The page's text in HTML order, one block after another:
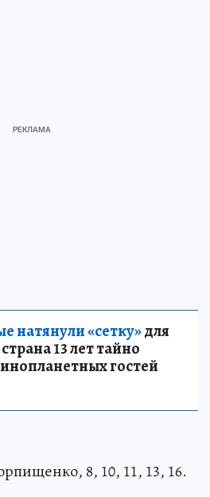
натянули «сетку»для
13 лет тайно
гостей
8, 10, 11, 13, 16.